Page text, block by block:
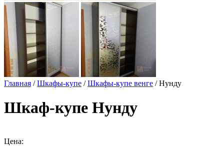
Главная /Шкафы-купе /Шкафы-купе венге / Нунду
Шкаф-купе Нунду
Цена: